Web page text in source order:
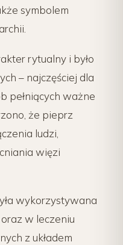
symbolem
rytualny i było
– najczęściej dla
pełniących ważne
że pieprz
ludzi,
więzi
wykorzystywana
w leczeniu
z układem